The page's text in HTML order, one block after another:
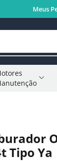
Meus
Tipo Ya